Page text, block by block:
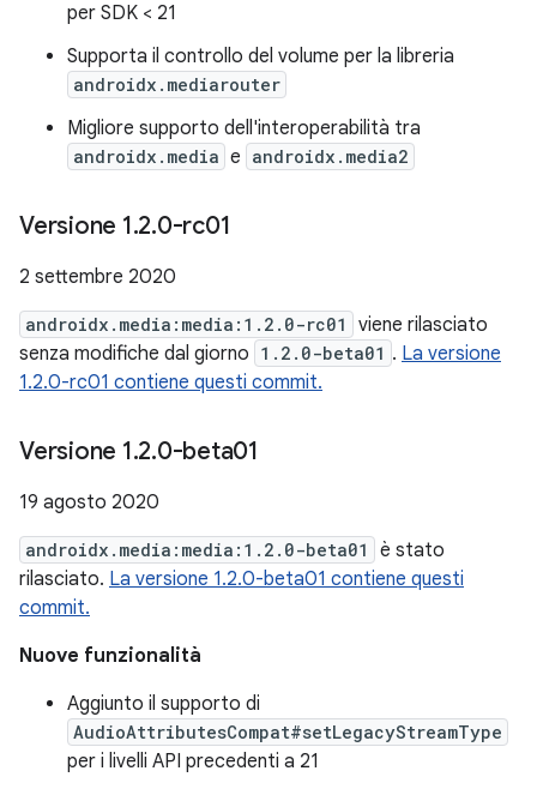
per SDK < 21
Supporta il controllo del volume per la libreria
androidx.mediarouter
Migliore supporto dell'interoperabilità tra
androidx.media e androidx.media2
Versione 1.2.0-rc01
2 settembre 2020
androidx.media:media:1.2.0-rc01
viene rilasciato
senza modifiche dal giorno 1.2.0-beta01 . La versione
1.2.0-rc01 contiene questi commit.
Versione 1.2.0-beta01
19 agosto 2020
androidx.media:media:1.2.0-beta01
è stato
rilasciato. La versione 1.2.0-beta01 contiene questi
commit.
Nuove funzionalità
Aggiunto il supporto di
AudioAttributesCompat#setLegacyStreamType
per i livelli API precedenti a 21